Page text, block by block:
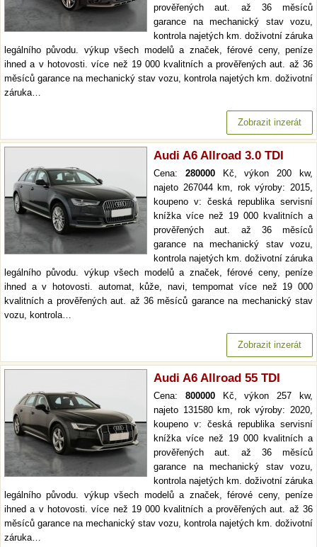
prověřených aut. až 36 měsíců
garance na mechanický stav vozu,
kontrola najetých km. doživotní záruka
legálního původu. výkup všech modelů a značek, férové ceny, peníze
ihned a v hotovosti. více než 19 000 kvalitních a prověřených aut. až 36
měsíců garance na mechanický stav vozu, kontrola najetých km. doživotní
záruka…
Zobrazit inzerát
Audi A6 Allroad 3.0 TDI
Cena: 280000Kč, výkon 200 kw,
najeto 267044 km, rok výroby: 2015,
koupeno v: česká republika servisní
knížka více než 19 000 kvalitních a
prověřených aut. až 36 měsíců
garance na mechanický stav vozu,
kontrola najetých km. doživotní záruka
legálního původu. výkup všech modelů a značek, férové ceny, peníze
ihned a v hotovosti. automat, kůže, navi, tempomat více než 19 000
kvalitních a prověřených aut. až 36 měsíců garance na mechanický stav
vozu, kontrola…
Zobrazit inzerát
Audi A6 Allroad 55 TDI
Cena: 800000Kč, výkon 257 kw,
najeto 131580 km, rok výroby: 2020,
koupeno v: česká republika servisní
knížka více než 19 000 kvalitních a
prověřených aut. až 36 měsíců
garance na mechanický stav vozu,
kontrola najetých km. doživotní záruka
legálního původu. výkup všech modelů a značek, férové ceny, peníze
ihned a v hotovosti. více než 19 000 kvalitních a prověřených aut. až 36
měsíců garance na mechanický stav vozu, kontrola najetých km. doživotní
záruka…